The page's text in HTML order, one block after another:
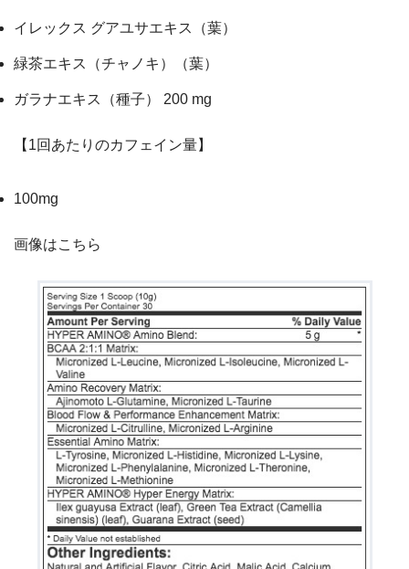
イレックス グアユサエキス（葉）
緑茶エキス（チャノキ）（葉）
ガラナエキス（種子） 200 mg
【1回あたりのカフェイン量】
100mg
画像はこちら